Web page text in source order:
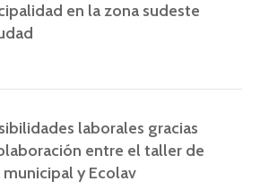
en la zona sudeste
laborales gracias
entre el taller de
y Ecolav